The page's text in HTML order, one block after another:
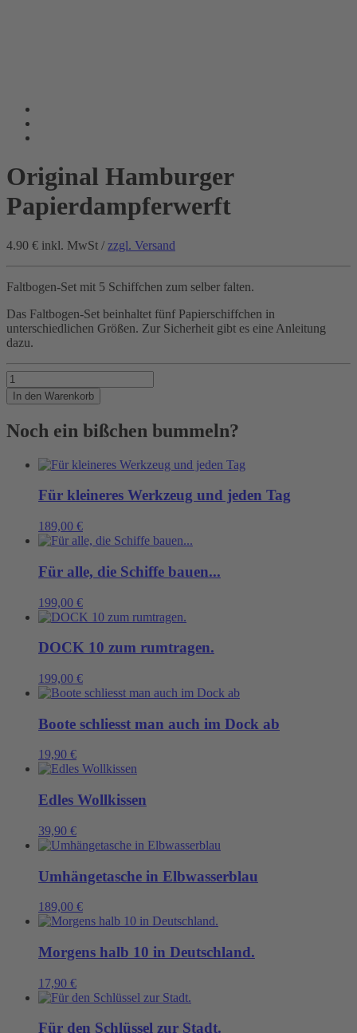
Original Hamburger
Papierdampferwerft
4.90 € inkl. MwSt / zzgl. Versand
Faltbogen-Set mit 5 Schiffchen zum selber falten.
Das Faltbogen-Set beinhaltet fünf Papierschiffchen in
unterschiedlichen Größen. Zur Sicherheit gibt es eine Anleitung
dazu.
Original
Hamburger
Papierdampferwerft
In den Warenkorb
Noch ein bißchen bummeln?
Für kleineres Werkzeug und jeden Tag
189,00 €
Für alle, die Schiffe bauen...
199,00 €
DOCK 10 zum rumtragen.
199,00 €
Boote schliesst man auch im Dock ab
19,90 €
Edles Wollkissen
39,90 €
Umhängetasche in Elbwasserblau
189,00 €
Morgens halb 10 in Deutschland.
17,90 €
Für den Schlüssel zur Stadt.